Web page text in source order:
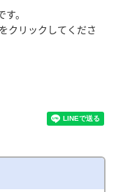
。
クリックしてくださ